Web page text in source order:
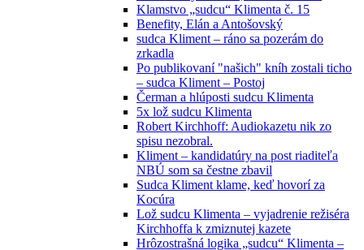
Klamstvo „sudcu“ Klimenta č. 15
Benefity, Elán a Antošovský
sudca Kliment – ráno sa pozerám do
zrkadla
Po publikovaní "našich" kníh zostali ticho
– sudca Kliment – Postoj
Čerman a hlúposti sudcu Klimenta
5x lož sudcu Klimenta
Robert Kirchhoff: Audiokazetu nik zo
spisu nezobral.
Kliment – kandidatúry na post riaditeľa
NBÚ som sa čestne zbavil
Sudca Kliment klame, keď hovorí za
Kocúra
Lož sudcu Klimenta – vyjadrenie režiséra
Kirchhoffa k zmiznutej kazete
Hrôzostrašná logika „sudcu“ Klimenta –